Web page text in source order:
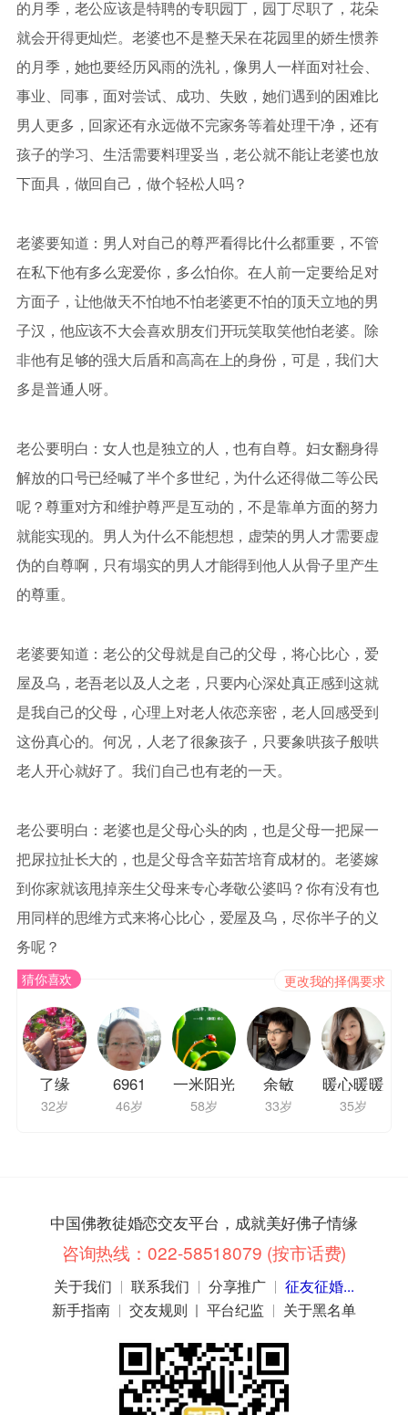
的月季，老公应该是特聘的专职园丁，园丁尽职了，花朵
就会开得更灿烂。老婆也不是整天呆在花园里的娇生惯养
的月季，她也要经历风雨的洗礼，像男人一样面对社会、
事业、同事，面对尝试、成功、失败，她们遇到的困难比
男人更多，回家还有永远做不完家务等着处理干净，还有
孩子的学习、生活需要料理妥当，老公就不能让老婆也放
下面具，做回自己，做个轻松人吗？
老婆要知道：男人对自己的尊严看得比什么都重要，不管
在私下他有多么宠爱你，多么怕你。在人前一定要给足对
方面子，让他做天不怕地不怕老婆更不怕的顶天立地的男
子汉，他应该不大会喜欢朋友们开玩笑取笑他怕老婆。除
非他有足够的强大后盾和高高在上的身份，可是，我们大
多是普通人呀。
老公要明白：女人也是独立的人，也有自尊。妇女翻身得
解放的口号已经喊了半个多世纪，为什么还得做二等公民
呢？尊重对方和维护尊严是互动的，不是靠单方面的努力
就能实现的。男人为什么不能想想，虚荣的男人才需要虚
伪的自尊啊，只有塌实的男人才能得到他人从骨子里产生
的尊重。
老婆要知道：老公的父母就是自己的父母，将心比心，爱
屋及乌，老吾老以及人之老，只要内心深处真正感到这就
是我自己的父母，心理上对老人依恋亲密，老人回感受到
这份真心的。何况，人老了很象孩子，只要象哄孩子般哄
老人开心就好了。我们自己也有老的一天。
老公要明白：老婆也是父母心头的肉，也是父母一把屎一
把尿拉扯长大的，也是父母含辛茹苦培育成材的。老婆嫁
到你家就该甩掉亲生父母来专心孝敬公婆吗？你有没有也
用同样的思维方式来将心比心，爱屋及乌，尽你半子的义
务呢？
猜你喜欢 更改我的择偶要求
了缘
32岁
6961
46岁
一米阳光
58岁
余敏
33岁
暖心暖暖
35岁
中国佛教徒婚恋交友平台，成就美好佛子情缘
咨询热线：022-58518079 (按市话费)
关于我们 联系我们 分享推广
征友征婚...
新手指南
交友规则 平台纪监 关于黑名单